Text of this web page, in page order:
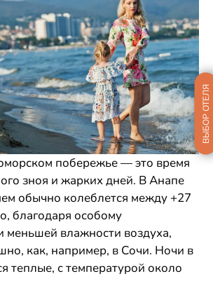
побережье — это время
зноя и жарких дней. В Анапе
обычно колеблется между +27
благодаря особому
меньшей влажности воздуха,
как, например, в Сочи. Ночи в
теплые, с температурой около
ВЫБОР ОТЕЛЯ